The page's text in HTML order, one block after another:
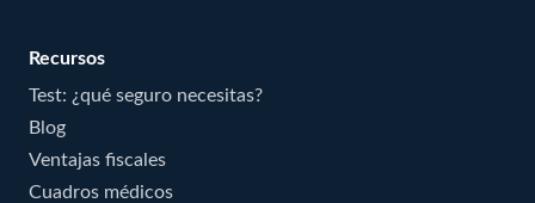
Recursos
Test: ¿qué seguro necesitas?
Blog
Ventajas fiscales
Cuadros médicos